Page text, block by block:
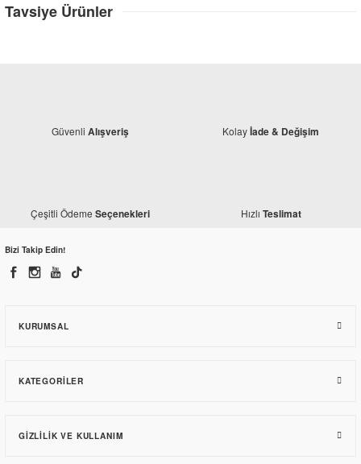
Tavsiye Ürünler
Honda Titan Piyano Pulu Orjinal
36,70 TL
Güvenli Alışveriş Kolayİade & Değişim
Çeşitli Ödeme Seçenekleri Hızlı Teslimat
Bizi Takip Edin!
KURUMSAL
KATEGORILER
GIZLILIK VE KULLANIM